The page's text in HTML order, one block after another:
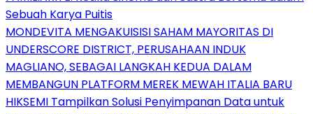
Sebuah Karya Puitis
MONDEVITA MENGAKUISISI SAHAM MAYORITAS DI
UNDERSCORE DISTRICT, PERUSAHAAN INDUK
MAGLIANO, SEBAGAI LANGKAH KEDUA DALAM
MEMBANGUN PLATFORM MEREK MEWAH ITALIA BARU
HIKSEMI Tampilkan Solusi Penyimpanan Data untuk